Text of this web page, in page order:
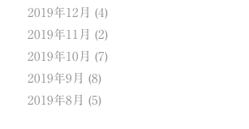
2019年12月 (4)
2019年11月 (2)
2019年10月 (7)
2019年9月 (8)
2019年8月 (5)